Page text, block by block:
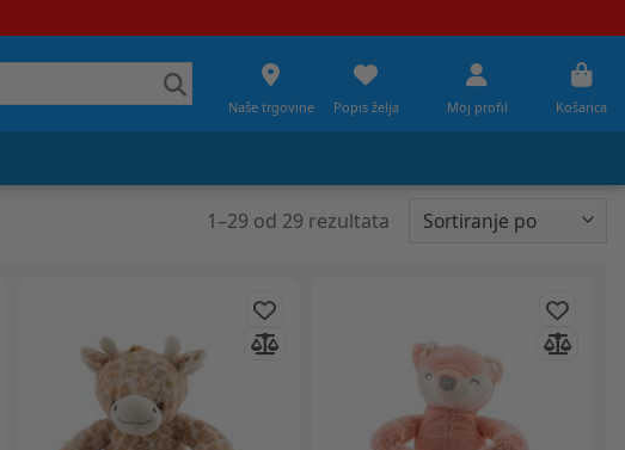
Naše trgovine Popis želja Moj profil Košarica
1–29 od 29 rezultata